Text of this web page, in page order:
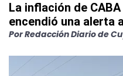
La inflación de
encendió una alerta
PorRedacción Diario de